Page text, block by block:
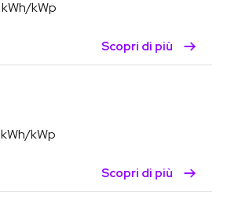
kWh/kWp
Scopri di più
kWh/kWp
Scopri di più